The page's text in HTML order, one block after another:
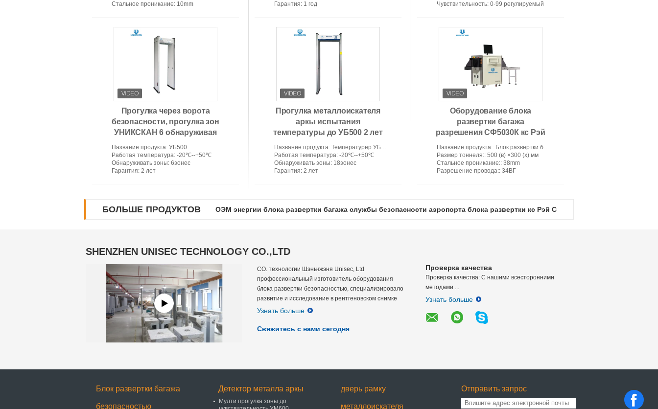
Стальное проникание: 10mm
Гарантия: 1 год
Чувствительность: 0-99 регулируемый
Прогулка через ворота
безопасности, прогулка зон
УНИКСКАН 6 обнаруживая
до Мулти блоки развертки
УБ500 зоны
Название продукта: УБ500
Работая температура: -20℃--+50℃
Обнаруживать зоны: 6зонес
Гарантия: 2 лет
Прогулка металлоискателя
аркы испытания
температуры до УБ500 2 лет
гарантии
Название продукта: Температурер УБ500
Работая температура: -20℃--+50℃
Обнаруживать зоны: 18зонес
Гарантия: 2 лет
Оборудование блока
развертки багажа
разрешения СФ5030К кс Рэй
проникания УНИКСКАН
Оригинал34мм
Название продукта:: Блок развертки багажа аэропорта
Размер тоннеля:: 500 (в) ×300 (х) мм
Стальное проникание:: 38mm
Разрешение провода:: 34ВГ
БОЛЬШЕ ПРОДУКТОВ ОЭМ энергии блока развертки багажа службы безопасности аэропорта блока развертки кс Рэй СФ 6550 двойной
SHENZHEN UNISEC TECHNOLOGY CO.,LTD
CO. технологии Шэньчжэня Unisec, Ltd
профессиональный изготовитель оборудования
блока развертки безопасностью, специализировало
развитие и исследование в рентгеновском снимке
представляет tehnology, технологию обнаружения
Узнать больше
Свяжитесь с нами сегодня
Проверка качества
Проверка качества: С нашими всесторонними
методами ...
Узнать больше
Блок развертки багажа
безопасностью
Детектор металла аркы
Мулти прогулка зоны до
дверь рамку
металлоискателя
Отправить запрос